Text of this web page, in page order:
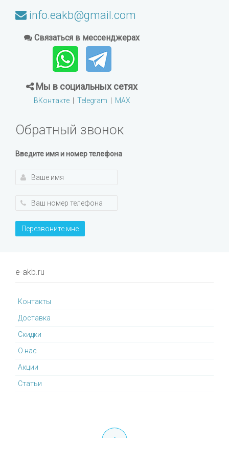
info.eakb@gmail.com
Связаться в мессенджерах
Мы в социальных сетях
ВКонтакте| Telegram | MAX
Обратный звонок
Введите имя и номер телефона
Перезвоните мне
e-akb.ru
Контакты
Доставка
Cкидки
О нас
Акции
Статьи